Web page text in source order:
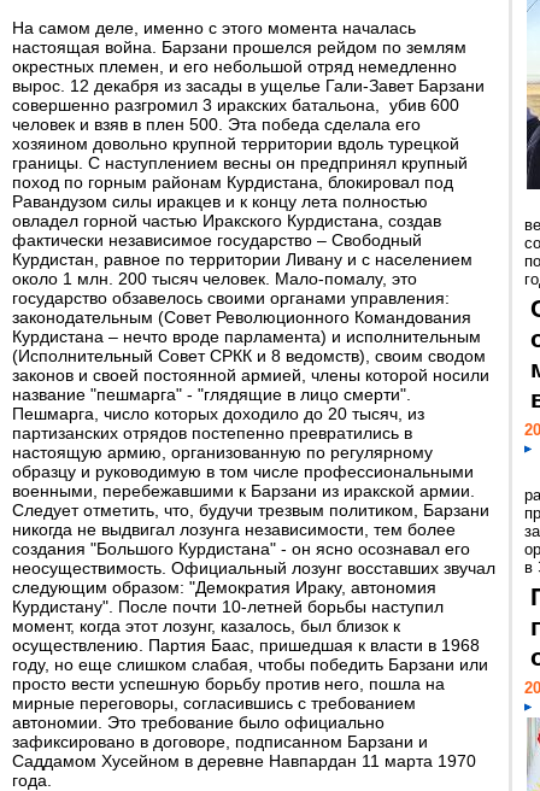
На самом деле, именно с этого момента началась
настоящая война. Барзани прошелся рейдом по землям
окрестных племен, и его небольшой отряд немедленно
вырос. 12 декабря из засады в ущелье Гали-Завет Барзани
совершенно разгромил 3 иракских батальона, убив 600
человек и взяв в плен 500. Эта победа сделала его
хозяином довольно крупной территории вдоль турецкой
границы. С наступлением весны он предпринял крупный
поход по горным районам Курдистана, блокировал под
Равандузом силы иракцев и к концу лета полностью
овладел горной частью Иракского Курдистана, создав
фактически независимое государство – Свободный
Курдистан, равное по территории Ливану и с населением
около 1 млн. 200 тысяч человек. Мало-помалу, это
государство обзавелось своими органами управления:
законодательным (Совет Революционного Командования
Курдистана – нечто вроде парламента) и исполнительным
(Исполнительный Совет СРКК и 8 ведомств), своим сводом
законов и своей постоянной армией, члены которой носили
название "пешмарга" - "глядящие в лицо смерти".
Пешмарга, число которых доходило до 20 тысяч, из
партизанских отрядов постепенно превратились в
настоящую армию, организованную по регулярному
образцу и руководимую в том числе профессиональными
военными, перебежавшими к Барзани из иракской армии.
Следует отметить, что, будучи трезвым политиком, Барзани
никогда не выдвигал лозунга независимости, тем более
создания "Большого Курдистана" - он ясно осознавал его
неоcуществимость. Официальный лозунг восставших звучал
следующим образом: "Демократия Ираку, автономия
Курдистану". После почти 10-летней борьбы наступил
момент, когда этот лозунг, казалось, был близок к
осуществлению. Партия Баас, пришедшая к власти в 1968
году, но еще слишком слабая, чтобы победить Барзани или
просто вести успешную борьбу против него, пошла на
мирные переговоры, согласившись с требованием
автономии. Это требование было официально
зафиксировано в договоре, подписанном Барзани и
Саддамом Хусейном в деревне Навпардан 11 марта 1970
года.
в